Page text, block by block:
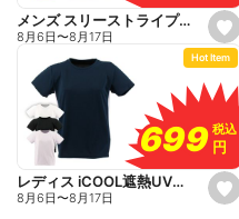
e
s
e
t
a
v
o
r
i
e
メンズ スリーストライプス機能Tシャツ
8月6日〜8月17日
s
e
Hot Item
699
699税込
税込
円
円
レディス iCOOL遮熱UVカットTシャツ
8月6日〜8月17日